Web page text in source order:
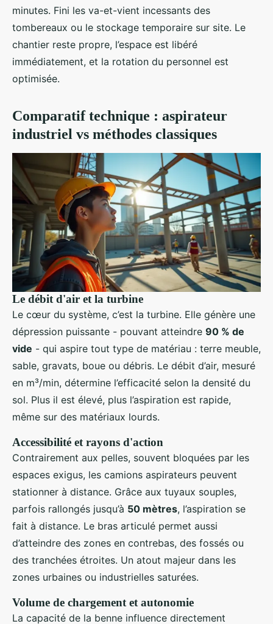
minutes. Fini les va-et-vient incessants des
tombereaux ou le stockage temporaire sur site. Le
chantier reste propre, l’espace est libéré
immédiatement, et la rotation du personnel est
optimisée.
Comparatif technique : aspirateur
industriel vs méthodes classiques
Le débit d'air et la turbine
Le cœur du système, c’est la turbine. Elle génère une
dépression puissante - pouvant atteindre 90 % de
vide - qui aspire tout type de matériau : terre meuble,
sable, gravats, boue ou débris. Le débit d’air, mesuré
en m³/min, détermine l’efficacité selon la densité du
sol. Plus il est élevé, plus l’aspiration est rapide,
même sur des matériaux lourds.
Accessibilité et rayons d'action
Contrairement aux pelles, souvent bloquées par les
espaces exigus, les camions aspirateurs peuvent
stationner à distance. Grâce aux tuyaux souples,
parfois rallongés jusqu’à 50 mètres, l’aspiration se
fait à distance. Le bras articulé permet aussi
d’atteindre des zones en contrebas, des fossés ou
des tranchées étroites. Un atout majeur dans les
zones urbaines ou industrielles saturées.
Volume de chargement et autonomie
La capacité de la benne influence directement